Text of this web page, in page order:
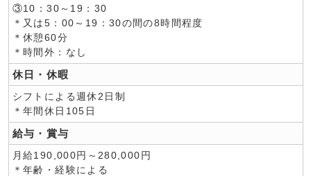
③10：30～19：30
＊又は5：00～19：30の間の8時間程度
＊休憩60分
＊時間外：なし
休日・休暇
シフトによる週休2日制
＊年間休日105日
給与・賞与
月給190,000円～280,000円
＊年齢・経験による